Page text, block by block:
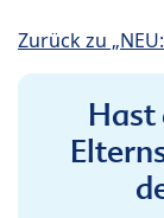
Zurück zu
Hast